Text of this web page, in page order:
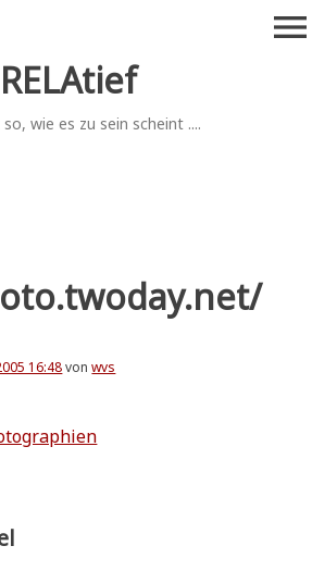
RELAtief
wie es zu sein scheint ....
menu
16:48vonwvs